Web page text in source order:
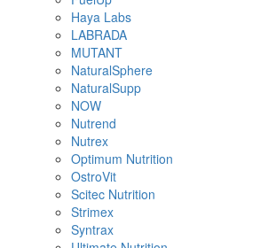
Haya Labs
LABRADA
MUTANT
NaturalSphere
NaturalSupp
NOW
Nutrend
Nutrex
Optimum Nutrition
OstroVit
Scitec Nutrition
Strimex
Syntrax